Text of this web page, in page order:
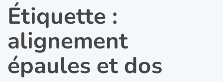
Étiquette :
alignement
épaules et dos